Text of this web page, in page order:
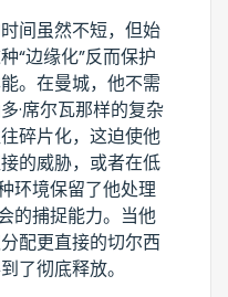
间虽然不短，但始
“边缘化”反而保护
。在曼城，他不需
·席尔瓦那样的复杂
碎片化，这迫使他
的威胁，或者在低
环境保留了他处理
的捕捉能力。当他
配更直接的切尔西
了彻底释放。